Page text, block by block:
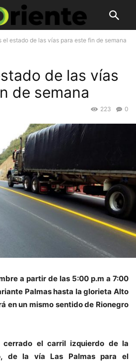
el estado de las vías para este fin de semana
de las vías
de semana
0
223
a partir de las 5:00 p.m a 7:00
Palmas hasta la glorieta Alto
en un mismo sentido de Rionegro
cerrado el carril izquierdo de la
de la vía Las Palmas para el